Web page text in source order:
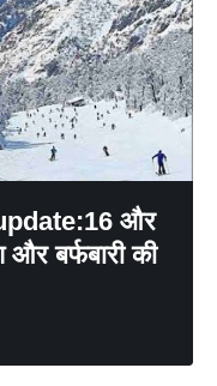
और
बर्फबारी की